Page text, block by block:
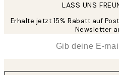
LASS UNS
Erhalte jetzt 15% Rabatt auf
Newsletter